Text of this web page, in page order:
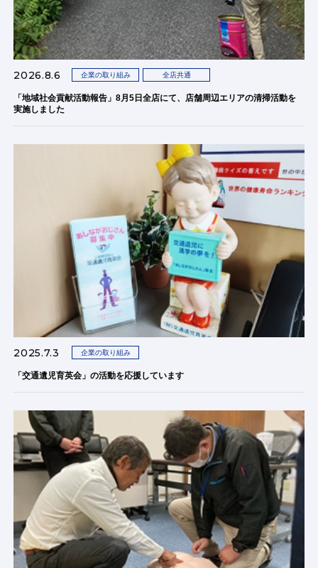
2026.8.6 企業の取り組み 全店共通
「地域社会貢献活動報告」8月5日全店にて、店舗周辺エリアの清掃活動を
実施しました
2025.7.3 企業の取り組み
「交通遺児育英会」の活動を応援しています